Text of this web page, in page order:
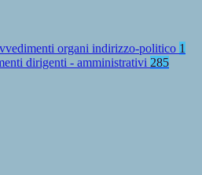
organi indirizzo-politico 1
dirigenti - amministrativi 285